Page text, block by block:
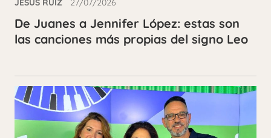
JESÚS RUIZ 27/07/2026
De Juanes a Jennifer López: estas son
las canciones más propias del signo Leo